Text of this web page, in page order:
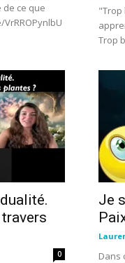
de ce que
"Trop
Trop
0
Je
Dans